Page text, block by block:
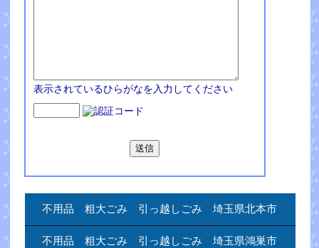
表示されているひらがなを入力してください
不用品 粗大ごみ 引っ越しごみ 埼玉県北本市
不用品 粗大ごみ 引っ越しごみ 埼玉県鴻巣市